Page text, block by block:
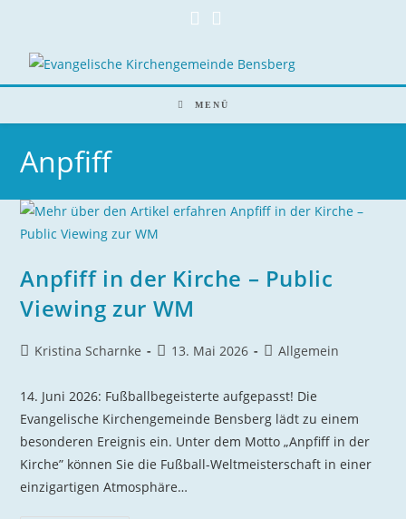
springen
MENÜ
Anpfiff
Anpfiff in der Kirche – Public
Viewing zur WM
Beitrags-
Kristina Scharnke
Beitrag
13. Mai 2026
Beitrags-
Allgemein
14. Juni 2026: Fußballbegeisterte aufgepasst! Die
Evangelische Kirchengemeinde Bensberg lädt zu einem
besonderen Ereignis ein. Unter dem Motto „Anpfiff in der
Kirche” können Sie die Fußball-Weltmeisterschaft in einer
einzigartigen Atmosphäre…